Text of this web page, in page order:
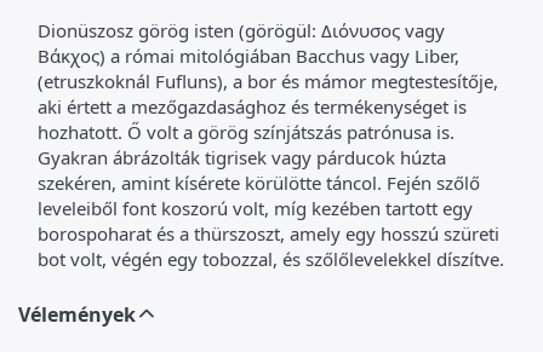
Dionüszosz görög isten (görögül: Διόνυσος vagy
Βάκχος) a római mitológiában Bacchus vagy Liber,
(etruszkoknál Fufluns), a bor és mámor megtestesítője,
aki értett a mezőgazdasághoz és termékenységet is
hozhatott. Ő volt a görög színjátszás patrónusa is.
Gyakran ábrázolták tigrisek vagy párducok húzta
szekéren, amint kísérete körülötte táncol. Fején szőlő
leveleiből font koszorú volt, míg kezében tartott egy
borospoharat és a thürszoszt, amely egy hosszú szüreti
bot volt, végén egy tobozzal, és szőlőlevelekkel díszítve.
Vélemények